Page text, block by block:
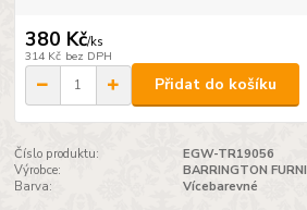
380 Kč/ks
314 Kč bez DPH
Přidat do košíku
Číslo produktu:
EGW-TR19056
Výrobce:
BARRINGTON
Barva:
Vícebarevné